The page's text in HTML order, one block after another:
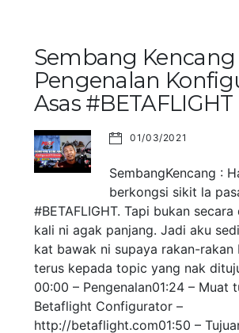
Sembang Kencang
Pengenalan
Asas #BETAFLIGHT
01/03/2021
SembangKencang :
berkongsi sikit la
#BETAFLIGHT. Tapi bukan
kali ni agak panjang. Jadi aku
kat bawak ni supaya rakan-rakan
terus kepada topic yang nak
00:00 – Pengenalan01:24 – Muat
Betaflight Configurator –
http://betaflight.com01:50 –